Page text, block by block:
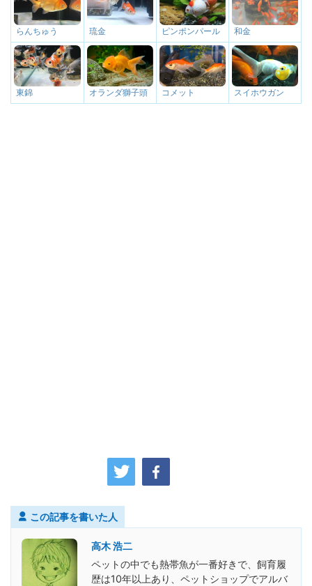
らんちゅう 琉金 ピンポンパール 和金
東錦 オランダ獅子頭 コメット スイホウガン
この記事を書いた人
高木 浩二
ペットの中でも熱帯魚が一番好きで、飼育履
歴は10年以上あり、ペットショップでアルバ